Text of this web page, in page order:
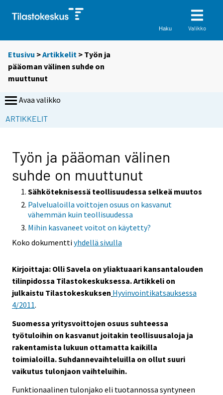
Haku Valikko
Etusivu >Artikkelit > Työn ja
pääoman välinen suhde on
muuttunut
Avaa valikko
ARTIKKELIT
Työn ja pääoman välinen
suhde on muuttunut
Sähköteknisessä teollisuudessa selkeä muutos
Palvelualoilla voittojen osuus on kasvanut
vähemmän kuin teollisuudessa
Mihin kasvaneet voitot on käytetty?
Koko dokumenttiyhdellä sivulla
Kirjoittaja: Olli Savela on yliaktuaari kansantalouden
tilinpidossa Tilastokeskuksessa. Artikkeli on
julkaistu Tilastokeskuksen Hyvinvointikatsauksessa
4/2011.
Suomessa yritysvoittojen osuus suhteessa
työtuloihin on kasvanut joitakin teollisuusaloja ja
rakentamista lukuun ottamatta kaikilla
toimialoilla. Suhdannevaihteluilla on ollut suuri
vaikutus tulonjaon vaihteluihin.
Funktionaalinen tulonjako eli tuotannossa syntyneen